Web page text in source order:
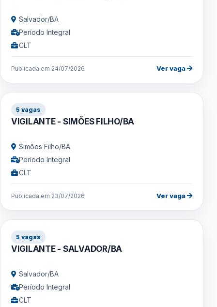
Salvador/BA
Período Integral
CLT
Publicada em 24/07/2026 Ver vaga
5 vagas
VIGILANTE - SIMÕES FILHO/BA
Simões Filho/BA
Período Integral
CLT
Publicada em 23/07/2026 Ver vaga
5 vagas
VIGILANTE - SALVADOR/BA
Salvador/BA
Período Integral
CLT